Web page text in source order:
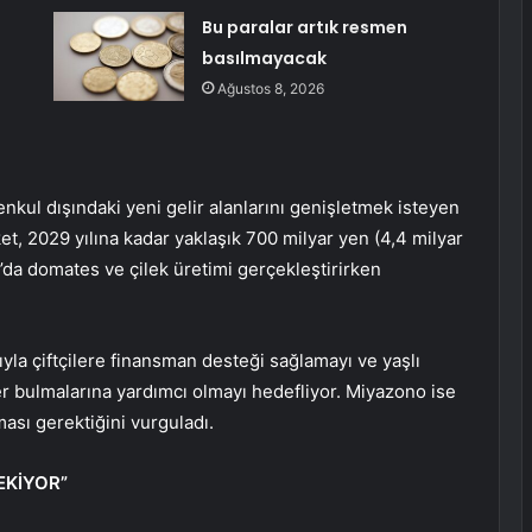
Bu paralar artık resmen
basılmayacak
Ağustos 8, 2026
dışındaki yeni gelir alanlarını genişletmek isteyen
2029 yılına kadar yaklaşık 700 milyar yen (4,4 milyar
domates ve çilek üretimi gerçekleştirirken
çiftçilere finansman desteği sağlamayı ve yaşlı
yardımcı olmayı hedefliyor. Miyazono ise
gerektiğini vurguladı.